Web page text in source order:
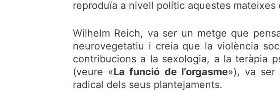
reproduïa a nivell polític aquestes
Wilhelm Reich, va ser un metge que
neurovegetatiu i creia que la violència
contribucions a la sexologia, a la teràpia
(veure «La funció de l’orgasme»), va ser
radical dels seus plantejaments.